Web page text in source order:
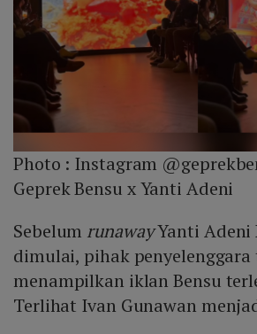
Photo : Instagram
Geprek Bensu x Yanti Adeni
Sebelum runawayYanti Adeni
dimulai, pihak
menampilkan iklan Bensu
Terlihat Ivan Gunawan